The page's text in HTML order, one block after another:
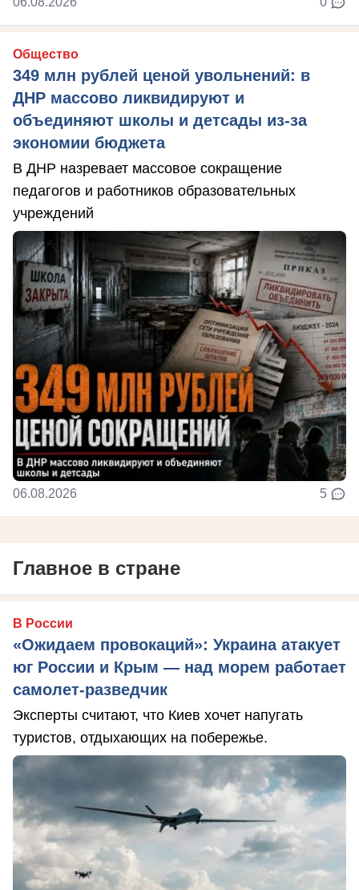
Общество
349 млн рублей ценой увольнений: в
ДНР массово ликвидируют и
объединяют школы и детсады из-за
экономии бюджета
В ДНР назревает массовое сокращение
педагогов и работников образовательных
учреждений
06.08.2026 5
Главное в стране
В России
«Ожидаем провокаций»: Украина атакует
юг России и Крым — над морем работает
самолет-разведчик
Эксперты считают, что Киев хочет напугать
туристов, отдыхающих на побережье.